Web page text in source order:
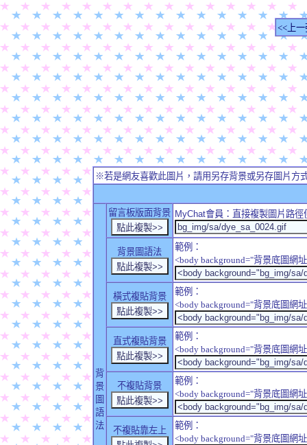
<<上一
※若是網友喜歡此圖片，請用另存背景或另存圖片方
背
景
圖
語
法
留言板版面背景 MyChat會員：直接複製圖片路
背景圖語法
範例：
<body background="背景底圖網
橫式複貼背景
範例：
<body background="背景底圖網
直式複貼背景
範例：
<body background="背景底圖網
不複貼背景
範例：
<body background="背景底圖網
不複貼靠左上
範例：
<body background="背景底圖網